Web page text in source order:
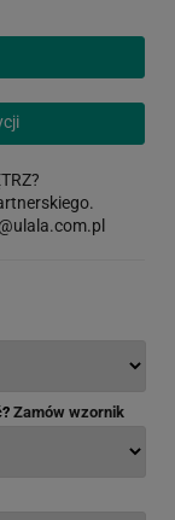
Zamów wzornik